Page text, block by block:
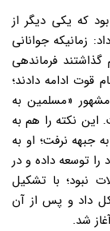
که یکی دیگر از
زمانیکه جوانانی
فرماندهی
قوت ادامه دادند؛
«مسلمین به
این نکته را هم به
جبهه نرفت؛ او به
را توسعه داده و در
نبود؛ با تشکیل
داد و پس از آن
شد.